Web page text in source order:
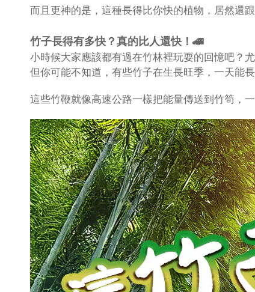
而且更神的是，這種長得比你快的植物，居然
竹子長得有多快？真的比人還快！🚄
小時候大家應該都有過在竹林裡玩耍的回憶吧？
但你可能不知道，有些竹子在生長旺季，一天能
這些竹鞭就像高速公路一樣把能量傳送到竹筍，